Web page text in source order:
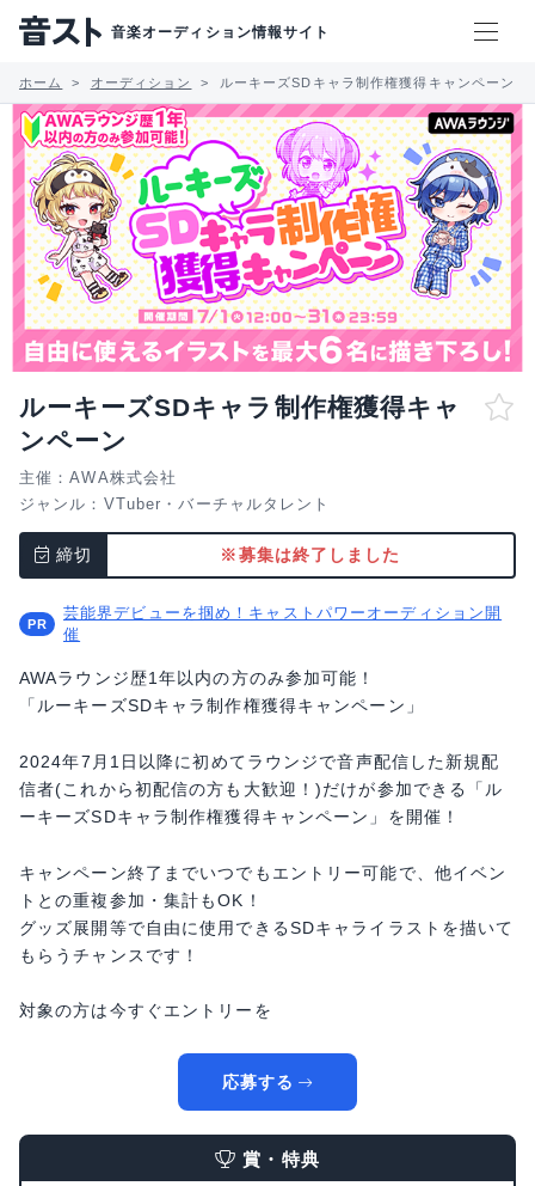
音楽オーディション情報サイト
ホーム オーディション ルーキーズSDキャラ制作権獲得キャンペーン
ルーキーズSDキャラ制作権獲得キャ
ンペーン
主催：AWA株式会社
ジャンル： VTuber・バーチャルタレント
締切 ※募集は終了しました
芸能界デビューを掴め！キャストパワーオーディション開
催
AWAラウンジ歴1年以内の方のみ参加可能！
「ルーキーズSDキャラ制作権獲得キャンペーン」
2024年7月1日以降に初めてラウンジで音声配信した新規配
信者(これから初配信の方も大歓迎！)だけが参加できる「ル
ーキーズSDキャラ制作権獲得キャンペーン」を開催！
キャンペーン終了までいつでもエントリー可能で、他イベン
トとの重複参加・集計もOK！
グッズ展開等で自由に使用できるSDキャライラストを描いて
もらうチャンスです！
対象の方は今すぐエントリーを
応募する
賞・特典